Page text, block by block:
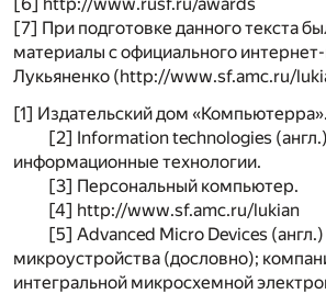
[7] При подготовке данного текста
материалы с официального
Лукьяненко (http://www.sf.amc.ru/
[1] Издательский дом «Компьютерра».
[2] Information technologies
информационные технологии.
[3] Персональный компьютер.
[4] http://www.sf.amc.ru/lukian
[5] Advanced Micro Devices (англ.)
микроустройства (дословно);
интегральной микросхемной